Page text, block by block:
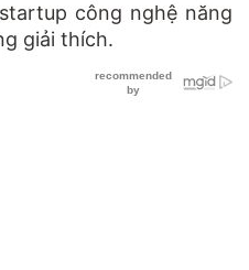
công nghệ năng
giải thích.